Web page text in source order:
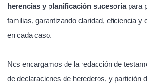
herencias y planificación sucesoriapara
familias, garantizando claridad, eficiencia y
en cada caso.
Nos encargamos de la redacción de
de declaraciones de herederos, y partición